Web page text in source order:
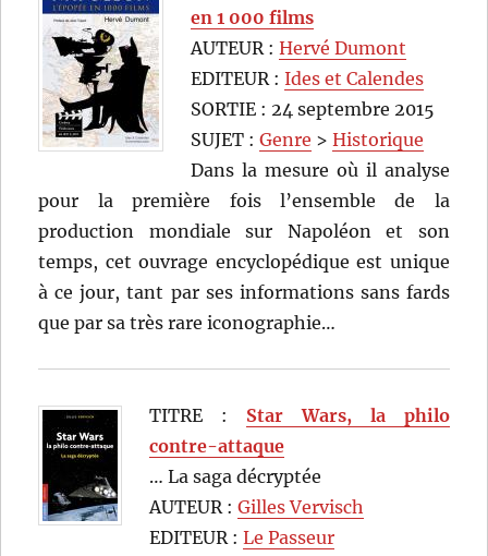
en 1 000 films
AUTEUR :Hervé Dumont
EDITEUR :Ides et Calendes
SORTIE : 24 septembre 2015
SUJET :Genre >Historique
Dans la mesure où il analyse
pour la première fois l’ensemble de la
production mondiale sur Napoléon et son
temps, cet ouvrage encyclopédique est unique
à ce jour, tant par ses informations sans fards
que par sa très rare iconographie…
TITRE : Star Wars, la philo
contre-attaque
… La saga décryptée
AUTEUR :Gilles Vervisch
EDITEUR :Le Passeur